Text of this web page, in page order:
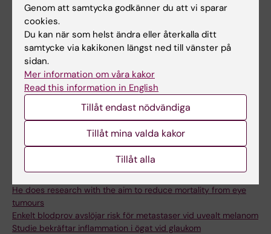
melanom som den fjärde mest framstående
globalt under de senaste fem åren:
ScholarGPS
SVT: Ny AI ska upptäcka aggressiv ögoncancer
Svensk ögoncancerforskning i topp – rankas femma globalt
Internationellt samarbete ska ge ny kunskap om hur
spridningen av ögoncancer kan bromsas
Nytt AI-stöd ger läkare och optiker skarpare blick för
He does research with the aim to reduce mortality from eye
tumours
Enkelt blodprov avslöjar risk för metastaser vid uvealt melanom
Studie bekräftar inflammation i ögat vid glaukom
Genom att samtycka godkänner du att vi sparar
cookies.
Du kan när som helst ändra eller återkalla ditt
samtycke via kakikonen längst ned till vänster på
sidan.
Mer information om våra kakor
Read this information in English
Tillåt endast nödvändiga
Tillåt mina valda kakor
Tillåt alla